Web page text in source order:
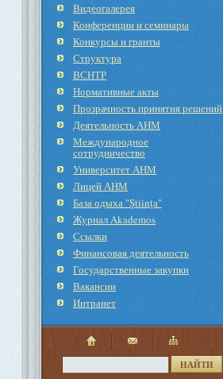
Видеогалерея
Конференции и семинары
Конкурсы и гранты
Структура
ВСНТР
Нормативные акты
Прозрачность принятия решений
Деятельность АНМ
Международное
cотрудничество
Университет АНМ
Лицей АНМ
База одыха "Ştiinţa"
Журнал Akademos
Ссылки
Финансовая деятельность
Государственные закупки
Вакансии
Интранет
НАЙТИ